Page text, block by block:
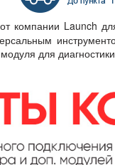
компании Launch
для